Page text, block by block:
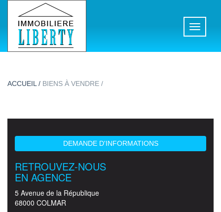
Toggle
ACCUEIL / BIENS À VENDRE /
DEMANDE D'INFORMATIONS
RETROUVEZ-NOUS
EN AGENCE
5 Avenue de la République
68000 COLMAR